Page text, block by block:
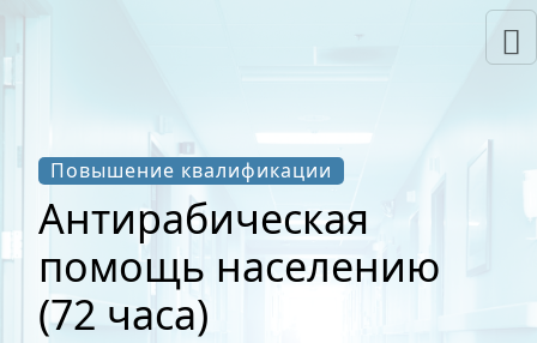
Повышение квалификации
Антирабическая
помощь населению
(72 часа)